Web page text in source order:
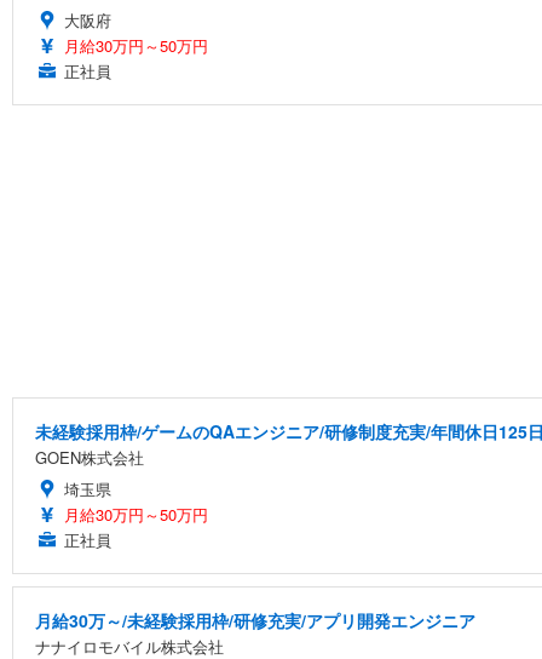
大阪府
月給30万円～50万円
正社員
未経験採用枠/ゲームのQAエンジニア/研修制度充実/年間休日125
GOEN株式会社
埼玉県
月給30万円～50万円
正社員
月給30万～/未経験採用枠/研修充実/アプリ開発エンジニア
ナナイロモバイル株式会社